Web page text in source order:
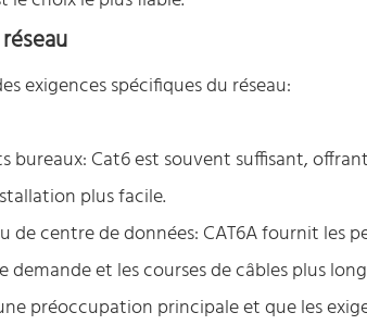
exigences spécifiques du réseau:
bureaux: Cat6 est souvent suffisant,
plus facile.
centre de données: CAT6A fournit les
et les courses de câbles plus
préoccupation principale et que les